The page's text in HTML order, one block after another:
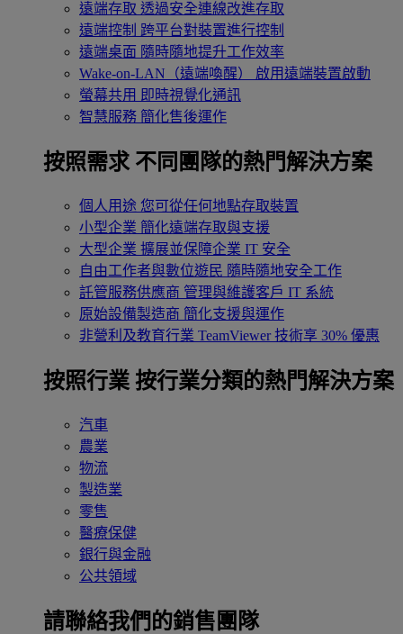
遠端存取 透過安全連線改進存取
遠端控制 跨平台對裝置進行控制
遠端桌面 隨時隨地提升工作效率
Wake-on-LAN（遠端喚醒）
啟用遠端裝置啟動
螢幕共用 即時視覺化通訊
智慧服務 簡化售後運作
按照需求 不同團隊的熱門解決方案
個人用途 您可從任何地點存取裝置
小型企業 簡化遠端存取與支援
大型企業 擴展並保障企業 IT 安全
自由工作者與數位遊民 隨時隨地安全工作
託管服務供應商 管理與維護客戶 IT 系統
原始設備製造商 簡化支援與運作
非營利及教育行業 TeamViewer 技術享 30% 優惠
按照行業 按行業分類的熱門解決方案
汽車
農業
物流
製造業
零售
醫療保健
銀行與金融
公共領域
請聯絡我們的銷售團隊